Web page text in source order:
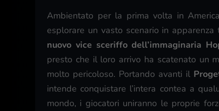
Ambientato per la prima volta in
esplorare un vasto scenario in
nuovo vice sceriffo dell’immaginaria
presto che il loro arrivo ha scatenato un
molto pericoloso. Portando avanti il
intende conquistare l’intera contea a
mondo, i giocatori uniranno le proprie